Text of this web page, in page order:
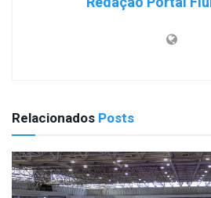
Relacionados Posts